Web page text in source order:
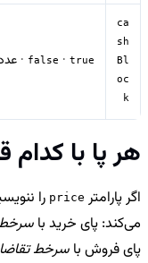
ca
sh
Bl
oc
k
true
·
false
·
هر پا با
اگر پارامتر price را
می‌کند: پای خرید با
پای فروش با سرخط تقاضا